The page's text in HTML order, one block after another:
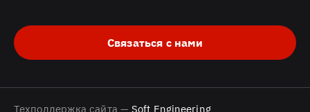
Связаться с нами
Техподдержка сайта —Soft Engineering